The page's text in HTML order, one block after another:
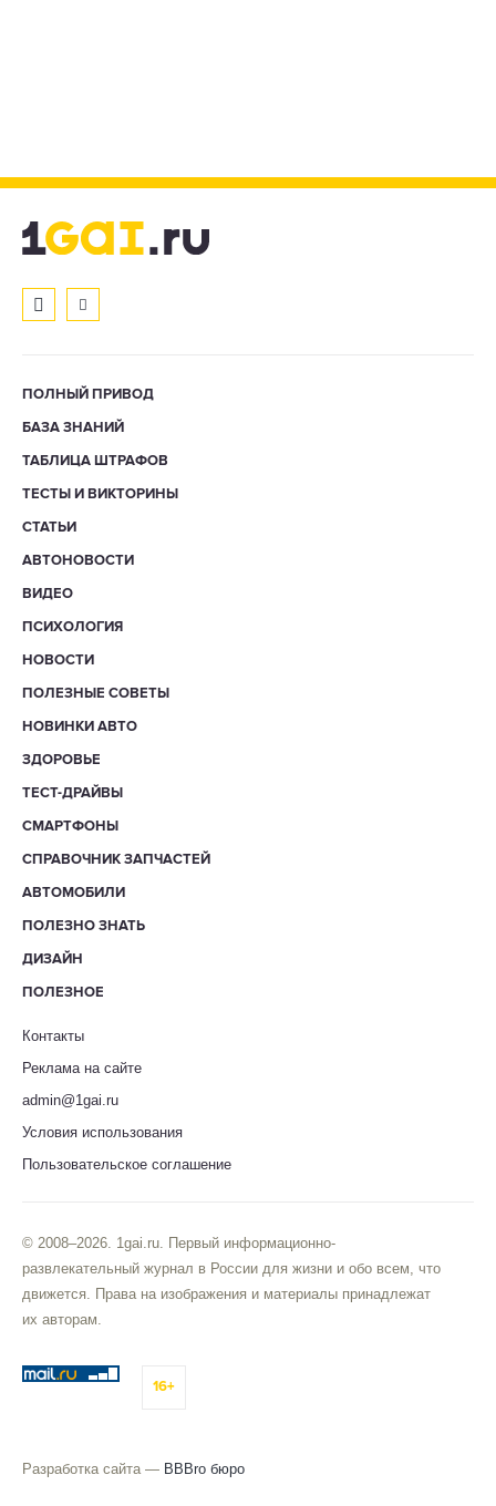
ПОЛНЫЙ ПРИВОД
БАЗА ЗНАНИЙ
ТАБЛИЦА ШТРАФОВ
ТЕСТЫ И ВИКТОРИНЫ
СТАТЬИ
АВТОНОВОСТИ
ВИДЕО
ПСИХОЛОГИЯ
НОВОСТИ
ПОЛЕЗНЫЕ СОВЕТЫ
НОВИНКИ АВТО
ЗДОРОВЬЕ
ТЕСТ-ДРАЙВЫ
СМАРТФОНЫ
СПРАВОЧНИК ЗАПЧАСТЕЙ
АВТОМОБИЛИ
ПОЛЕЗНО ЗНАТЬ
ДИЗАЙН
ПОЛЕЗНОЕ
Контакты
Реклама на сайте
admin@1gai.ru
Условия использования
Пользовательское соглашение
© 2008–2026. 1gai.ru. Первый информационно-
развлекательный журнал в России для жизни и обо всем, что
движется. Права на изображения и материалы принадлежат
их авторам.
16+
Разработка сайта — BBBro бюро